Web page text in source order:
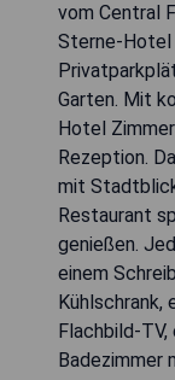
vom Central
Sterne-Hotel
Garten. Mit
Hotel
Rezeption.
mit
Restaurant
genießen.
einem
Kühlschrank,
Flachbild-